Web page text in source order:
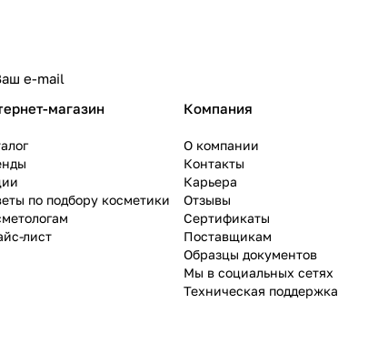
магазин
по подбору косметики
лист
Компания
О компании
Контакты
Карьера
Отзывы
Сертификаты
Поставщикам
Образцы документов
Мы в социальных сетях
Техническая поддержка